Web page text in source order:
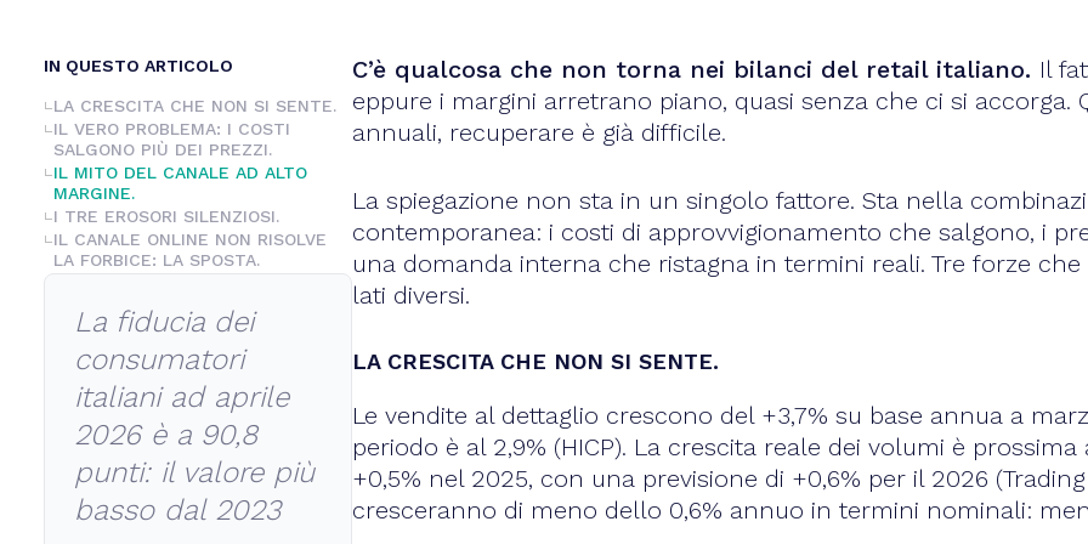
IN QUESTO ARTICOLO
LA CRESCITA CHE NON SI SENTE.
IL VERO PROBLEMA: I COSTI
SALGONO PIÙ DEI PREZZI.
IL MITO DEL CANALE AD ALTO
MARGINE.
I TRE EROSORI SILENZIOSI.
IL CANALE ONLINE NON RISOLVE
LA FORBICE: LA SPOSTA.
La fiducia dei
consumatori
italiani ad aprile
2026 è a 90,8
punti: il valore più
basso dal 2023
C’è qualcosa che non torna nei bilanci del retail italiano. Il
eppure i margini arretrano piano, quasi senza che ci si
annuali, recuperare è già difficile.
La spiegazione non sta in un singolo fattore. Sta nella
contemporanea: i costi di approvvigionamento che salgono, i
una domanda interna che ristagna in termini reali. Tre forze
lati diversi.
LA CRESCITA CHE NON SI SENTE.
Le vendite al dettaglio crescono del +3,7% su base annua a
periodo è al 2,9% (HICP). La crescita reale dei volumi è
+0,5% nel 2025, con una previsione di +0,6% per il 2026
cresceranno di meno dello 0,6% annuo in termini nominali: